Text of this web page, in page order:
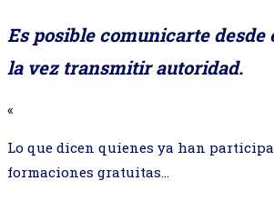
Es posible comunicarte desde
la vez transmitir autoridad.
«
Lo que dicen quienes ya han
formaciones gratuitas…